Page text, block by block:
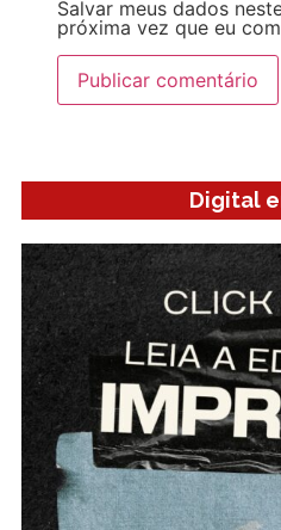
Salvar meus dados
próxima vez que eu
Digital